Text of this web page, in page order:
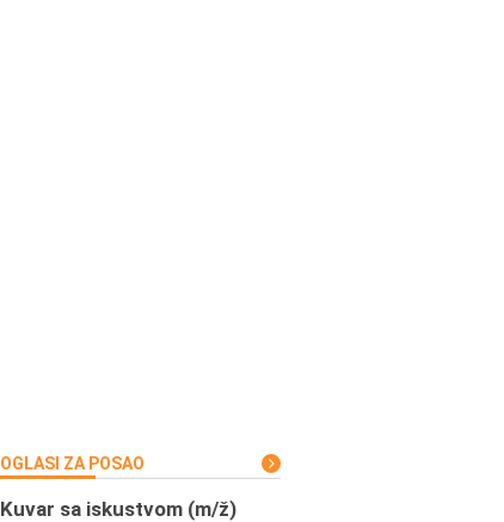
OGLASI ZA POSAO
Kuvar sa iskustvom (m/ž)